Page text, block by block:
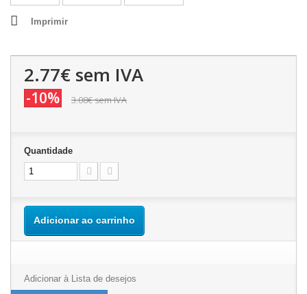
Imprimir
2.77€ sem IVA
-10% 3.08€sem IVA
Quantidade
Adicionar ao carrinho
Adicionar à Lista de desejos